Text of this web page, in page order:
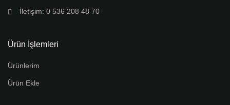
İletişim: 0 536 208 48 70
Ürün İşlemleri
Ürünlerim
Ürün Ekle